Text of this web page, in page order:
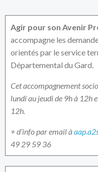
Agir pour son Avenir
accompagne les
orientés par le service
Départemental du Gard.
Cet accompagnement
lundi au jeudi de 9h à 12h
12h.
+ d’info par email à
49 29 59 36